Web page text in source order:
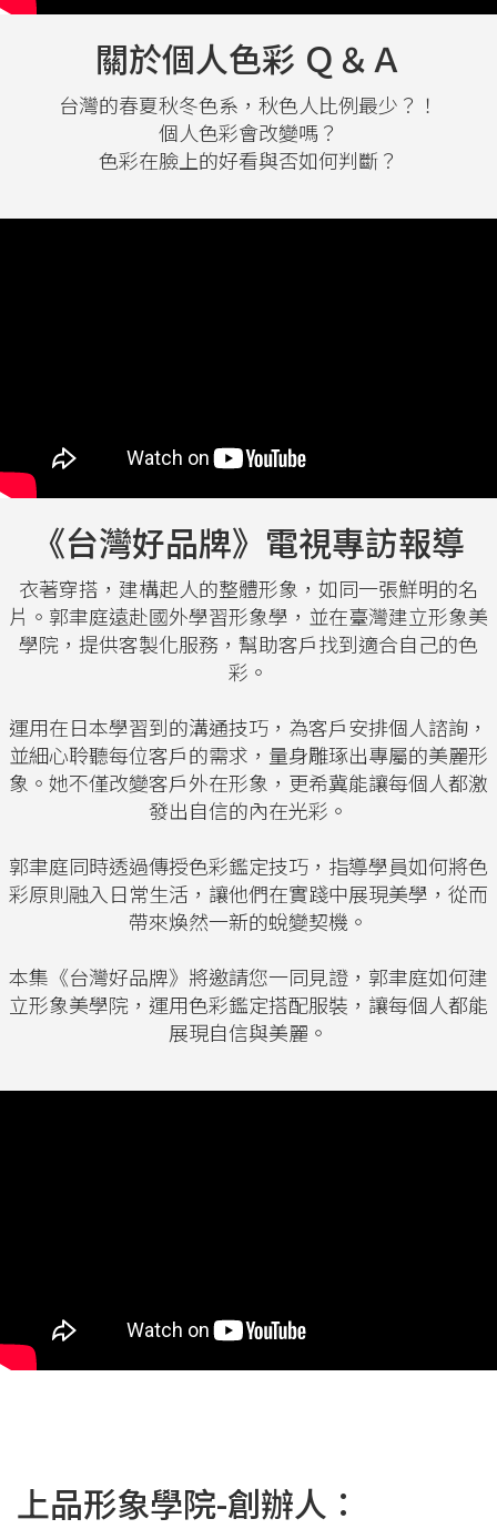
關於個人色彩 Ｑ＆Ａ
台灣的春夏秋冬色系，秋色人比例最少？！
個人色彩會改變嗎？
色彩在臉上的好看與否如何判斷？
《台灣好品牌》電視專訪報導
衣著穿搭，建構起人的整體形象，如同一張鮮明的名
片。郭聿庭遠赴國外學習形象學，並在臺灣建立形象美
學院，提供客製化服務，幫助客戶找到適合自己的色
彩。
運用在日本學習到的溝通技巧，為客戶安排個人諮詢，
並細心聆聽每位客戶的需求，量身雕琢出專屬的美麗形
象。她不僅改變客戶外在形象，更希冀能讓每個人都激
發出自信的內在光彩。
郭聿庭同時透過傳授色彩鑑定技巧，指導學員如何將色
彩原則融入日常生活，讓他們在實踐中展現美學，從而
帶來煥然一新的蛻變契機。
本集《台灣好品牌》將邀請您一同見證，郭聿庭如何建
立形象美學院，運用色彩鑑定搭配服裝，讓每個人都能
展現自信與美麗。
上品形象學院-創辦人：